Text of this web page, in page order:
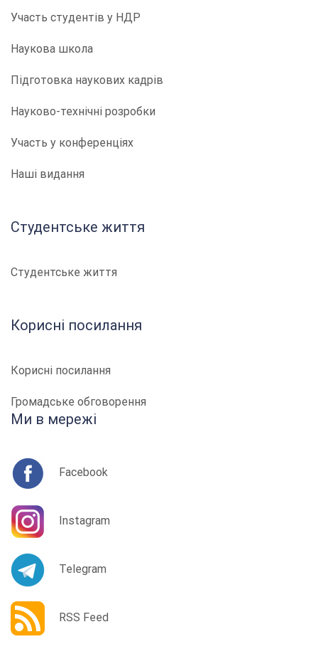
Участь студентів у НДР
Наукова школа
Підготовка наукових кадрів
Науково-технічні розробки
Участь у конференціях
Наші видання
Студентське життя
Студентське життя
Корисні посилання
Корисні посилання
Громадське обговорення
Ми в мережі
Facebook
Instagram
Telegram
RSS Feed